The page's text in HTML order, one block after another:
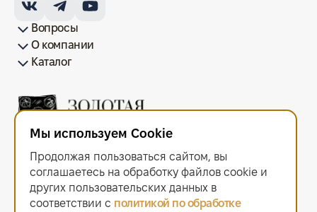
Вопросы
Как купить/продать
Условия оплаты
Условия доставки
Гарантия на товар
Возврат монет
Карта сайта
О компании
Франшиза
История
Вопрос-ответ
Отзывы
Лицензии и документы
Контакты офисов
Новости
БлогКаталог
Политика в отношении обработки персональных данных
Согласие на обработку персональных данных
Мы используем cookie. Это позволяет нам анализировать
взаимодействие посетителей с сайтом и делать его лучше.
Мы используем Cookie
Продолжая пользоваться сайтом, вы
соглашаетесь на обработку файлов сооkiе и
других пользовательских данных в
соответствии с политикой по обработке